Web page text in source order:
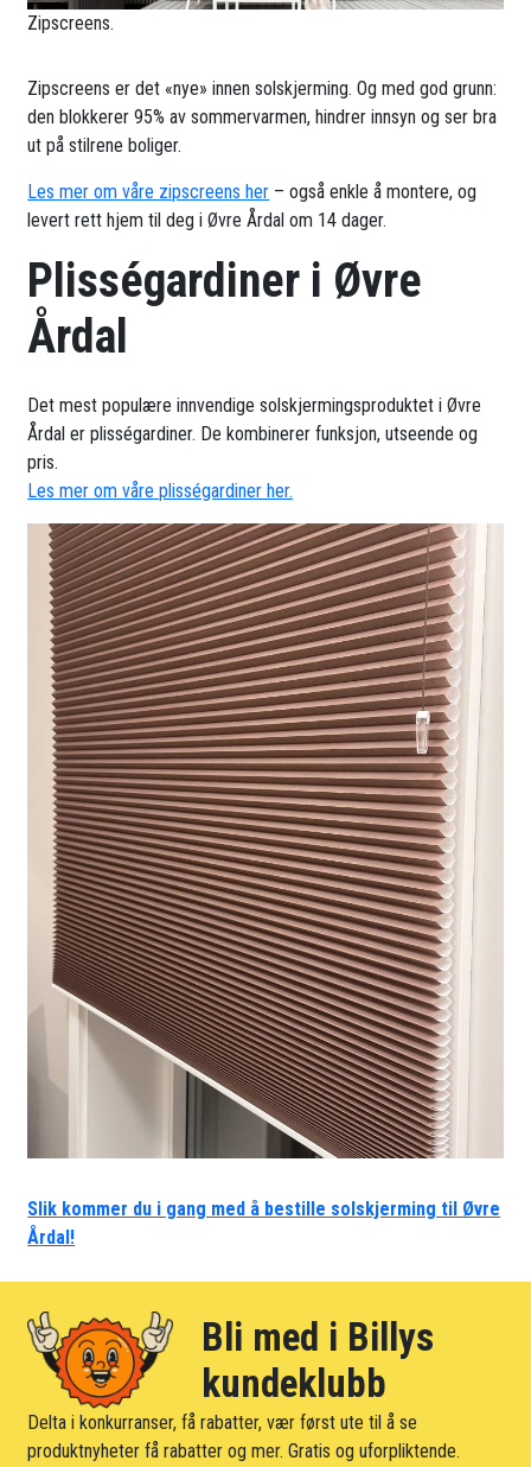
Zipscreens.
Zipscreens er det «nye» innen solskjerming. Og med god grunn:
den blokkerer 95% av sommervarmen, hindrer innsyn og ser bra
ut på stilrene boliger.
Les mer om våre zipscreens her – også enkle å montere, og
levert rett hjem til deg i Øvre Årdal om 14 dager.
Plisségardiner i Øvre
Årdal
Det mest populære innvendige solskjermingsproduktet i Øvre
Årdal er plisségardiner. De kombinerer funksjon, utseende og
pris.
Les mer om våre plisségardiner her.
Slik kommer du i gang med å bestille solskjerming til Øvre
Årdal!
Bli med i Billys
kundeklubb
Delta i konkurranser, få rabatter, vær først ute til å se
produktnyheter få rabatter og mer. Gratis og uforpliktende.